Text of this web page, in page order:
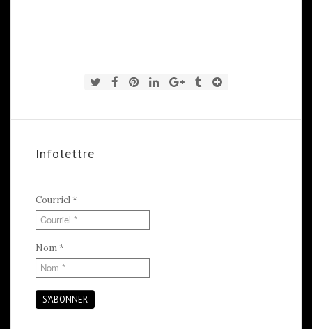
Infolettre
Courriel*
Nom*
S'ABONNER